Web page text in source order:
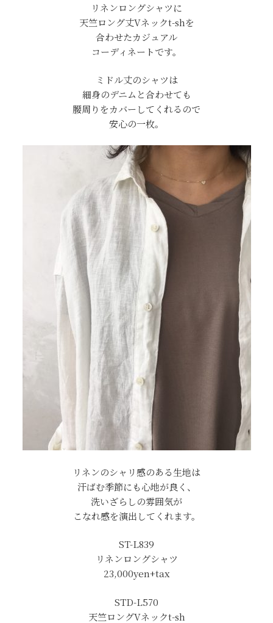
リネンロングシャツに
天竺ロング丈Vネックt-shを
合わせたカジュアル
コーディネートです。
ミドル丈のシャツは
細身のデニムと合わせても
腰周りをカバーしてくれるので
安心の一枚。
リネンのシャリ感のある生地は
汗ばむ季節にも心地が良く、
洗いざらしの雰囲気が
こなれ感を演出してくれます。
ST-L839
リネンロングシャツ
23,000yen+tax
STD-L570
天竺ロングVネックt-sh